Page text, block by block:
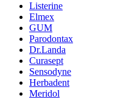
Listerine
Elmex
GUM
Parodontax
Dr.Landa
Curasept
Sensodyne
Herbadent
Meridol